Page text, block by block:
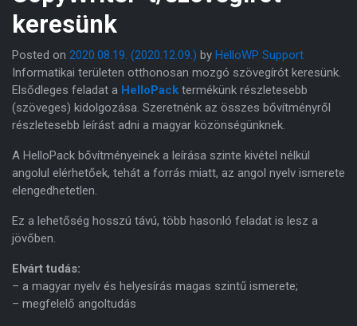
keresünk
Posted on 2020.08.19. (2020.12.09.) by HelloWP Support
Informatikai területen otthonosan mozgó szövegírót keresünk.
Elsődleges feladat a HelloPack termékünk részletesebb
(szöveges) kidolgozása. Szeretnénk az összes bővítményről
részletesebb leírást adni a magyar közönségünknek.
A HelloPack bővítményeinek a leírása szinte kivétel nélkül
angolul elérhetőek, tehát a forrás miatt, az angol nyelv ismerete
elengedhetetlen.
Ez a lehetőség hosszú távú, több hasonló feladat is lesz a
jövőben.
Elvárt tudás:
– a magyar nyelv és helyesírás magas szintű ismerete;
– megfelelő angoltudás